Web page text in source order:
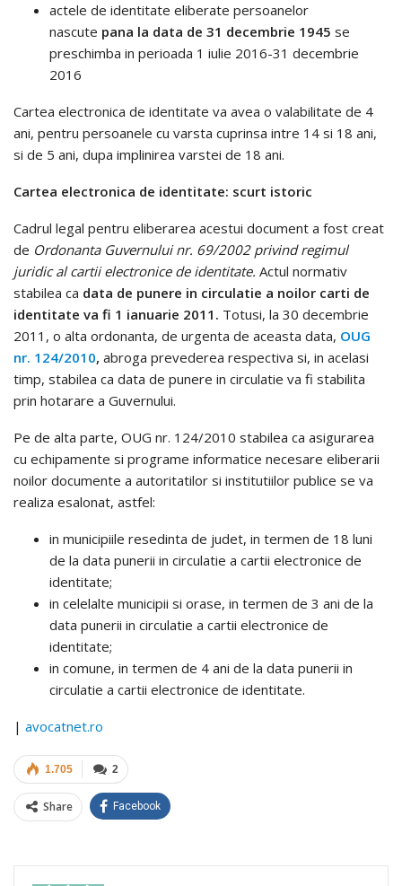
actele de identitate eliberate persoanelor
nascute pana la data de 31 decembrie 1945 se
preschimba in perioada 1 iulie 2016-31 decembrie
2016
Cartea electronica de identitate va avea o valabilitate de 4
ani, pentru persoanele cu varsta cuprinsa intre 14 si 18 ani,
si de 5 ani, dupa implinirea varstei de 18 ani.
Cartea electronica de identitate: scurt istoric
Cadrul legal pentru eliberarea acestui document a fost creat
de Ordonanta Guvernului nr. 69/2002 privind regimul
juridic al cartii electronice de identitate. Actul normativ
stabilea ca data de punere in circulatie a noilor carti de
identitate va fi 1 ianuarie 2011. Totusi, la 30 decembrie
2011, o alta ordonanta, de urgenta de aceasta data, OUG
nr. 124/2010, abroga prevederea respectiva si, in acelasi
timp, stabilea ca data de punere in circulatie va fi stabilita
prin hotarare a Guvernului.
Pe de alta parte, OUG nr. 124/2010 stabilea ca asigurarea
cu echipamente si programe informatice necesare eliberarii
noilor documente a autoritatilor si institutiilor publice se va
realiza esalonat, astfel:
in municipiile resedinta de judet, in termen de 18 luni
de la data punerii in circulatie a cartii electronice de
identitate;
in celelalte municipii si orase, in termen de 3 ani de la
data punerii in circulatie a cartii electronice de
identitate;
in comune, in termen de 4 ani de la data punerii in
circulatie a cartii electronice de identitate.
| avocatnet.ro
2
1.705
Share Facebook